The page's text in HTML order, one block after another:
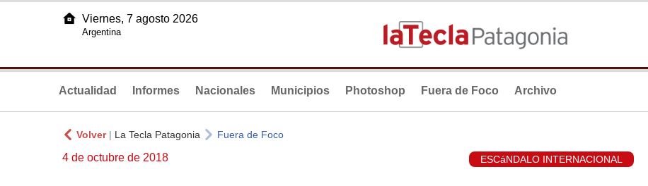
Viernes, 7 agosto 2026
Argentina
Actualidad Informes Nacionales Municipios Photoshop Fuera de Foco Archivo
Volver| La Tecla Patagonia Fuera de Foco
4 de octubre de 2018 ESCáNDALO INTERNACIONAL